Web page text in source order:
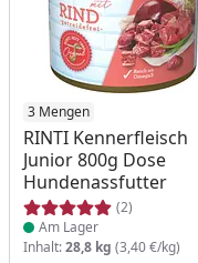
3 Mengen
RINTI Kennerfleisch
Junior 800g Dose
Hundenassfutter
(2)
Produkt am Lager
Am Lager
Inhalt:28,8 kg (3,40 €/kg)